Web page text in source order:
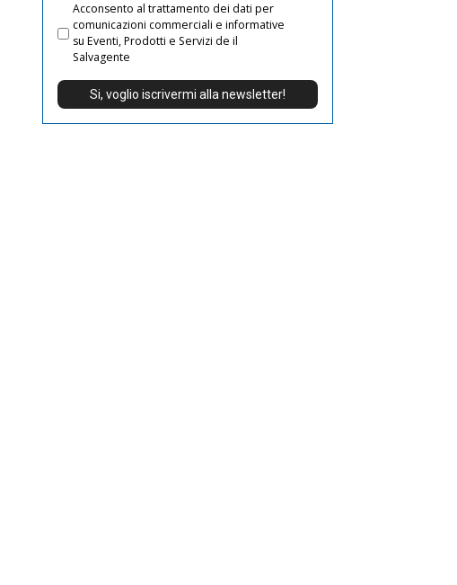
Acconsento al trattamento dei dati per
comunicazioni commerciali e informative
su Eventi, Prodotti e Servizi de il
Salvagente